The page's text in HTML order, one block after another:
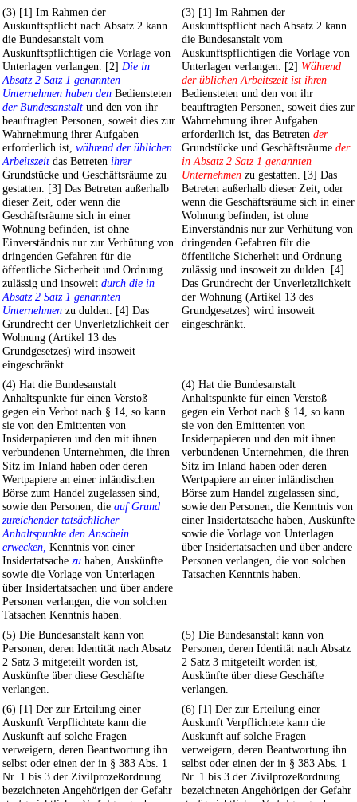
(3) [1] Im Rahmen der
Auskunftspflicht nach Absatz 2 kann
die Bundesanstalt vom
Auskunftspflichtigen die Vorlage von
Unterlagen verlangen. [2] Die in
Absatz 2 Satz 1 genannten
Unternehmen haben den Bediensteten
der Bundesanstalt und den von ihr
beauftragten Personen, soweit dies zur
Wahrnehmung ihrer Aufgaben
erforderlich ist, während der üblichen
Arbeitszeit das Betreten ihrer
Grundstücke und Geschäftsräume zu
gestatten. [3] Das Betreten außerhalb
dieser Zeit, oder wenn die
Geschäftsräume sich in einer
Wohnung befinden, ist ohne
Einverständnis nur zur Verhütung von
dringenden Gefahren für die
öffentliche Sicherheit und Ordnung
zulässig und insoweit durch die in
Absatz 2 Satz 1 genannten
Unternehmen zu dulden. [4] Das
Grundrecht der Unverletzlichkeit der
Wohnung (Artikel 13 des
Grundgesetzes) wird insoweit
eingeschränkt.
(3) [1] Im Rahmen der
Auskunftspflicht nach Absatz 2 kann
die Bundesanstalt vom
Auskunftspflichtigen die Vorlage von
Unterlagen verlangen. [2] Während
der üblichen Arbeitszeit ist ihren
Bediensteten und den von ihr
beauftragten Personen, soweit dies zur
Wahrnehmung ihrer Aufgaben
erforderlich ist, das Betreten der
Grundstücke und Geschäftsräume der
in Absatz 2 Satz 1 genannten
Unternehmen zu gestatten. [3] Das
Betreten außerhalb dieser Zeit, oder
wenn die Geschäftsräume sich in einer
Wohnung befinden, ist ohne
Einverständnis nur zur Verhütung von
dringenden Gefahren für die
öffentliche Sicherheit und Ordnung
zulässig und insoweit zu dulden. [4]
Das Grundrecht der Unverletzlichkeit
der Wohnung (Artikel 13 des
Grundgesetzes) wird insoweit
eingeschränkt.
(4) Hat die Bundesanstalt
Anhaltspunkte für einen Verstoß
gegen ein Verbot nach § 14, so kann
sie von den Emittenten von
Insiderpapieren und den mit ihnen
verbundenen Unternehmen, die ihren
Sitz im Inland haben oder deren
Wertpapiere an einer inländischen
Börse zum Handel zugelassen sind,
sowie den Personen, die auf Grund
zureichender tatsächlicher
Anhaltspunkte den Anschein
erwecken, Kenntnis von einer
Insidertatsache zu haben, Auskünfte
sowie die Vorlage von Unterlagen
über Insidertatsachen und über andere
Personen verlangen, die von solchen
Tatsachen Kenntnis haben.
(4) Hat die Bundesanstalt
Anhaltspunkte für einen Verstoß
gegen ein Verbot nach § 14, so kann
sie von den Emittenten von
Insiderpapieren und den mit ihnen
verbundenen Unternehmen, die ihren
Sitz im Inland haben oder deren
Wertpapiere an einer inländischen
Börse zum Handel zugelassen sind,
sowie den Personen, die Kenntnis von
einer Insidertatsache haben, Auskünfte
sowie die Vorlage von Unterlagen
über Insidertatsachen und über andere
Personen verlangen, die von solchen
Tatsachen Kenntnis haben.
(5) Die Bundesanstalt kann von
Personen, deren Identität nach Absatz
2 Satz 3 mitgeteilt worden ist,
Auskünfte über diese Geschäfte
verlangen.
(5) Die Bundesanstalt kann von
Personen, deren Identität nach Absatz
2 Satz 3 mitgeteilt worden ist,
Auskünfte über diese Geschäfte
verlangen.
(6) [1] Der zur Erteilung einer
Auskunft Verpflichtete kann die
Auskunft auf solche Fragen
verweigern, deren Beantwortung ihn
selbst oder einen der in § 383 Abs. 1
Nr. 1 bis 3 der Zivilprozeßordnung
bezeichneten Angehörigen der Gefahr
(6) [1] Der zur Erteilung einer
Auskunft Verpflichtete kann die
Auskunft auf solche Fragen
verweigern, deren Beantwortung ihn
selbst oder einen der in § 383 Abs. 1
Nr. 1 bis 3 der Zivilprozeßordnung
bezeichneten Angehörigen der Gefahr